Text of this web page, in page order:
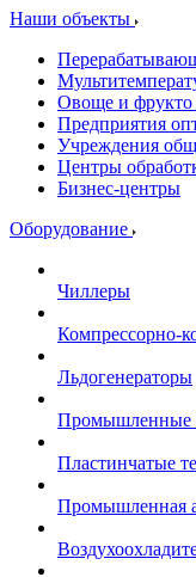
Наши объекты
Овоще и фрукто
Предприятия
Учреждения
Центры
Бизнес-центры
Оборудование
Чиллеры
Компрессорно-
Льдогенераторы
Промышленные
Пластинчатые
Промышленная